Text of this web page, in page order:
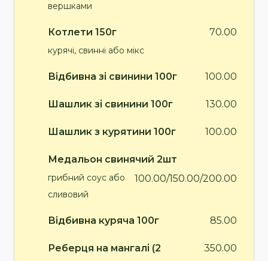
вершками
Котлети 150г 70.00
курячі, свинні або мікс
Відбивна зі свинини 100г 100.00
Шашлик зі свинини 100г 130.00
Шашлик з курятини 100г 100.00
Медальон свинячий 2шт
100.00/150.00/200.00
грибний соус або
сливовий
Відбивна куряча 100г 85.00
Реберця на мангалі (2
350.00